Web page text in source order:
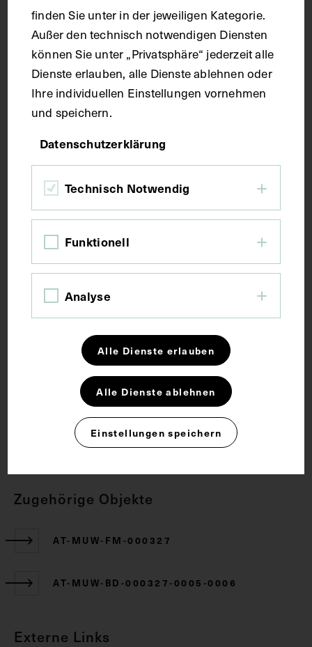
Seitenblatt 38,2 x 27,3 cm
Kurzbeschreibung
Der Text ist die ergänzende Beschreibung in
italienischer Sprache zum anatomischen
Schlagwörter
CC BY-NC-SA 4.0
Zugehörige Objekte
AT-MUW-FM-000327
AT-MUW-BD-000327-0005-0006
Externe Links
finden Sie unter in der jeweiligen Kategorie.
Außer den technisch notwendigen Diensten
können Sie unter „Privatsphäre“ jederzeit alle
Dienste erlauben, alle Dienste ablehnen oder
Ihre individuellen Einstellungen vornehmen
und speichern.
Datenschutzerklärung
Technisch Notwendig
Funktionell
Analyse
Alle Dienste erlauben
Alle Dienste ablehnen
Einstellungen speichern